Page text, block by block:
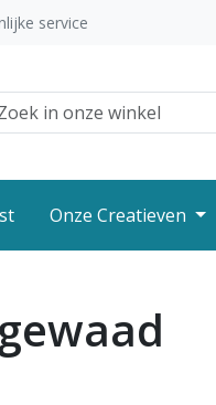
service
veld
Onze Creatieven